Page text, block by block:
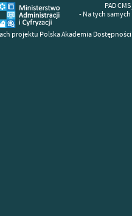
PAD
- Na tych
projektu Polska Akademia